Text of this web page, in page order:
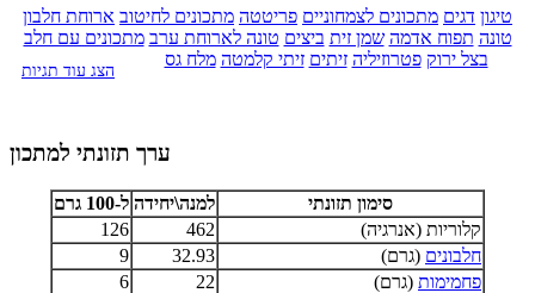
טיגון דגים מתכונים לצמחוניים פריטטה מתכונים לחיטוב ארוחת חלבון
טונה תפוח אדמה שמן זית ביצים טונה לארוחת ערב מתכונים עם חלב
בצל ירוק פטרוזיליה זיתים זיתי קלמטה מלח גס
הצג עוד תגיות
ערך תזונתי למתכון
סימון תזונתי למנה\יחידה ל-100 גרם
קלוריות (אנרגיה)
462
126
חלבונים (גרם) 32.93
9
פחמימות (גרם) 22
6